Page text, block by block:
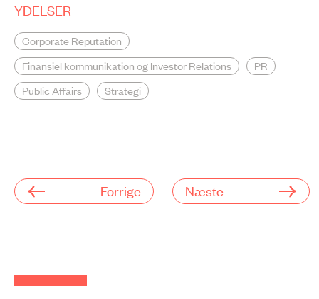
YDELSER
Corporate Reputation
Finansiel kommunikation og Investor Relations
PR
Public Affairs
Strategi
Forrige Næste